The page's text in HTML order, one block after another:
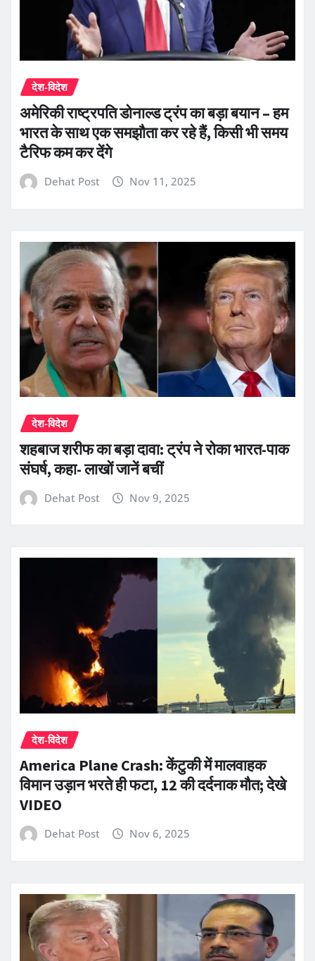
देश-विदेश
अमेरिकी राष्ट्रपति डोनाल्ड ट्रंप का बड़ा बयान – हम
भारत के साथ एक समझौता कर रहे हैं, किसी भी समय
टैरिफ कम कर देंगे
Dehat Post Nov 11, 2025
देश-विदेश
शहबाज शरीफ का बड़ा दावा: ट्रंप ने रोका भारत-पाक
संघर्ष, कहा- लाखों जानें बचीं
Dehat Post Nov 9, 2025
देश-विदेश
America Plane Crash: केंटुकी में मालवाहक
विमान उड़ान भरते ही फटा, 12 की दर्दनाक मौत; देखे
VIDEO
Dehat Post Nov 6, 2025